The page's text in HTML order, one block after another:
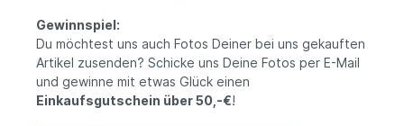
Gewinnspiel:
Du möchtest uns auch Fotos Deiner bei uns gekauften
Artikel zusenden? Schicke uns Deine Fotos per E-Mail
und gewinne mit etwas Glück einen
Einkaufsgutschein über 50,-€!